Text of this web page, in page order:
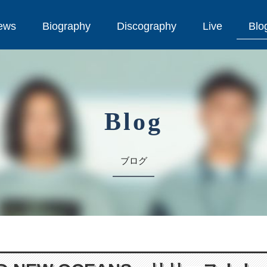
Biography Discography Live
Blog
ブログ